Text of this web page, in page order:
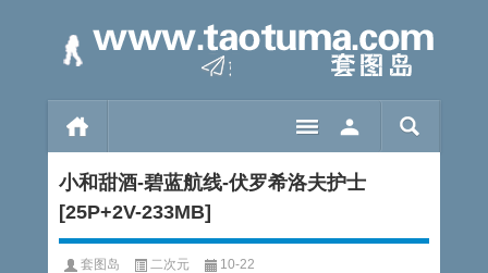
小和甜酒-碧蓝航线-伏罗希洛夫护士
[25P+2V-233MB]
套图岛 二次元 10-22